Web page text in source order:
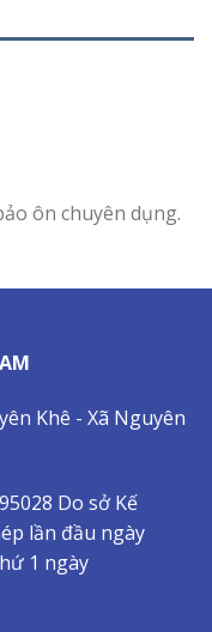
ôn chuyên dụng.
Khê - Xã Nguyên
Do sở Kế
lần đầu ngày
1 ngày